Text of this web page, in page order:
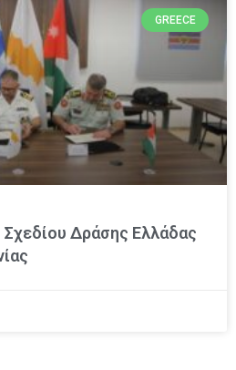
GREECE
Δράσης Ελλάδας